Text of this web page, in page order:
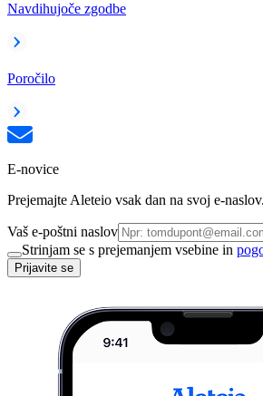
Navdihujoče zgodbe
Poročilo
E-novice
Prejemajte Aleteio vsak dan na svoj e-naslov.
Vaš e-poštni naslov
Strinjam se s prejemanjem vsebine in
Prijavite se